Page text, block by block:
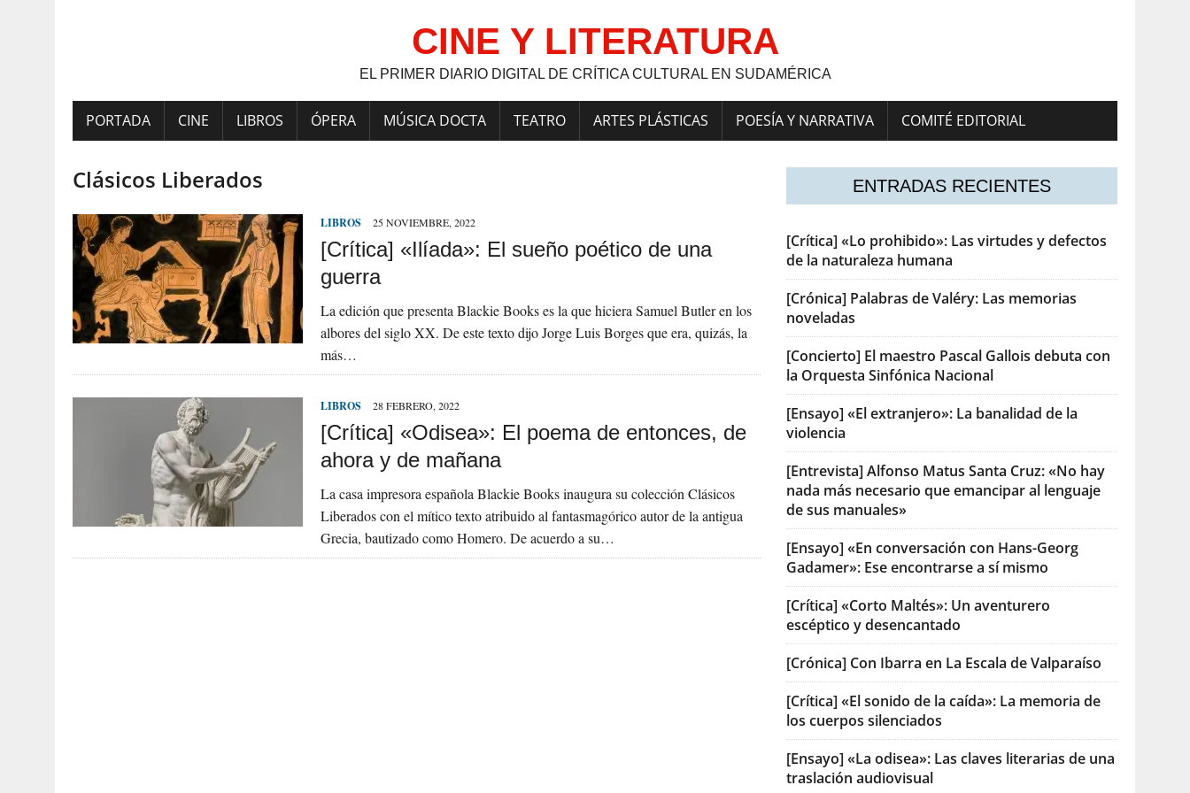
CINE Y LITERATURA
EL PRIMER DIARIO DIGITAL DE CRÍTICA CULTURAL EN SUDAMÉRICA
PORTADA CINE LIBROS ÓPERA MÚSICA DOCTA TEATRO ARTES PLÁSTICAS POESÍA Y NARRATIVA COMITÉ EDITORIAL
Clásicos Liberados
LIBROS 25 NOVIEMBRE, 2022
[Crítica] «Ilíada»: El sueño poético de una
guerra
La edición que presenta Blackie Books es la que hiciera Samuel Butler en los
albores del siglo XX. De este texto dijo Jorge Luis Borges que era, quizás, la
más…
LIBROS 28 FEBRERO, 2022
[Crítica] «Odisea»: El poema de entonces, de
ahora y de mañana
La casa impresora española Blackie Books inaugura su colección Clásicos
Liberados con el mítico texto atribuido al fantasmagórico autor de la antigua
Grecia, bautizado como Homero. De acuerdo a su…
ENTRADAS RECIENTES
[Crítica] «Lo prohibido»: Las virtudes y defectos
de la naturaleza humana
[Crónica] Palabras de Valéry: Las memorias
noveladas
[Concierto] El maestro Pascal Gallois debuta con
la Orquesta Sinfónica Nacional
[Ensayo] «El extranjero»: La banalidad de la
violencia
[Entrevista] Alfonso Matus Santa Cruz: «No hay
nada más necesario que emancipar al lenguaje
de sus manuales»
[Ensayo] «En conversación con Hans-Georg
Gadamer»: Ese encontrarse a sí mismo
[Crítica] «Corto Maltés»: Un aventurero
escéptico y desencantado
[Crónica] Con Ibarra en La Escala de Valparaíso
[Crítica] «El sonido de la caída»: La memoria de
los cuerpos silenciados
[Ensayo] «La odisea»: Las claves literarias de una
traslación audiovisual